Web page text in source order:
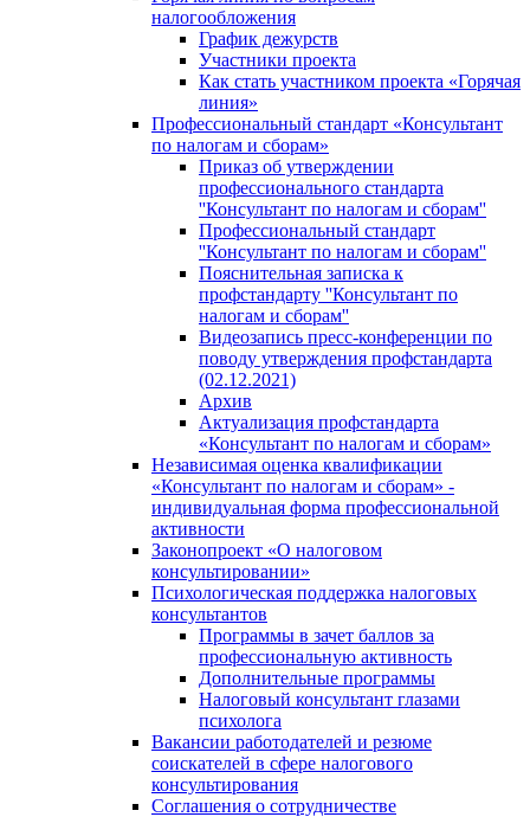
налогообложения
График дежурств
Участники проекта
Как стать участником проекта «Горячая
линия»
Профессиональный стандарт «Консультант
по налогам и сборам»
Приказ об утверждении
профессионального стандарта
''Консультант по налогам и сборам''
Профессиональный стандарт
''Консультант по налогам и сборам''
Пояснительная записка к
профстандарту ''Консультант по
налогам и сборам''
Видеозапись пресс-конференции по
поводу утверждения профстандарта
(02.12.2021)
Архив
Актуализация профстандарта
«Консультант по налогам и сборам»
Независимая оценка квалификации
«Консультант по налогам и сборам» -
индивидуальная форма профессиональной
активности
Законопроект «О налоговом
консультировании»
Психологическая поддержка налоговых
консультантов
Программы в зачет баллов за
профессиональную активность
Дополнительные программы
Налоговый консультант глазами
психолога
Вакансии работодателей и резюме
соискателей в сфере налогового
консультирования
Соглашения о сотрудничестве